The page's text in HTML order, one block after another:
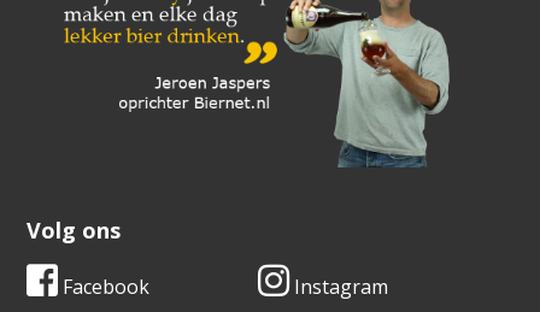
Volg ons
Facebook Instagram